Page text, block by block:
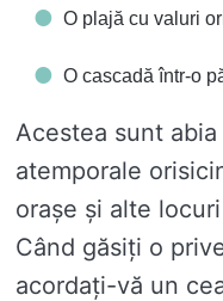
O plajă cu valuri
O cascadă într-o
Acestea sunt
atemporale
orașe și alte
Când găsiți o
acordați-vă un